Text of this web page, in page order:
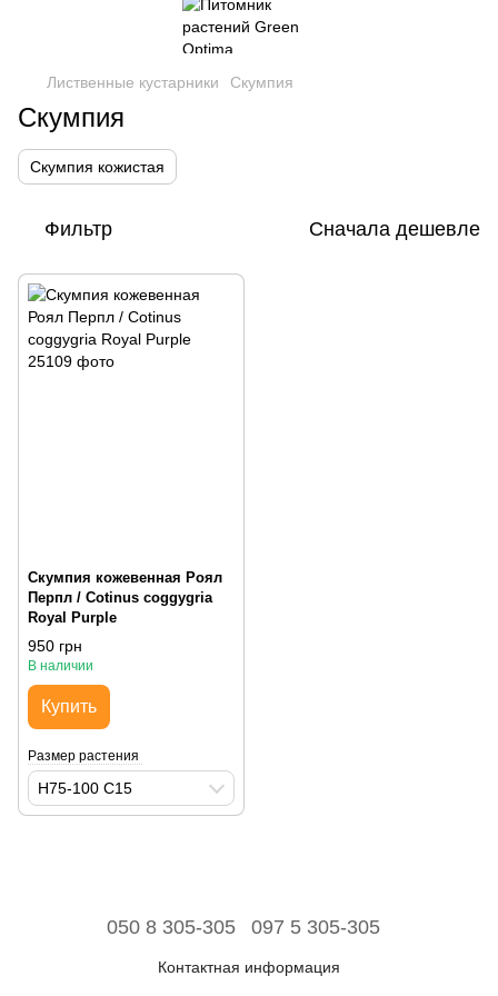
Лиственные кустарники Скумпия
Скумпия
Скумпия кожистая
Фильтр Сначала дешевле
Скумпия кожевенная Роял
Перпл / Cotinus coggygria
Royal Purple
950 грн
В наличии
Купить
Размер растения
H75-100 С15
050 8 305-305 097 5 305-305
Контактная информация